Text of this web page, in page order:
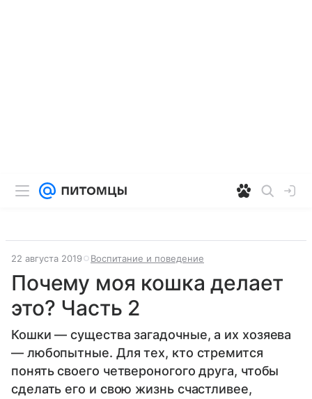
22 августа 2019 Воспитание и поведение
Почему моя кошка делает
это? Часть 2
Кошки — существа загадочные, а их хозяева
— любопытные. Для тех, кто стремится
понять своего четвероногого друга, чтобы
сделать его и свою жизнь счастливее,